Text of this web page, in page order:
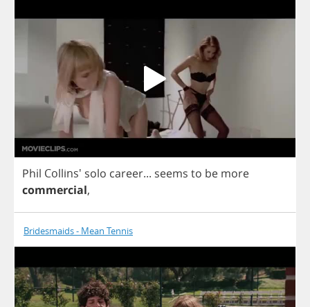
Phil Collins' solo career... seems to be more
commercial,
Bridesmaids - Mean Tennis